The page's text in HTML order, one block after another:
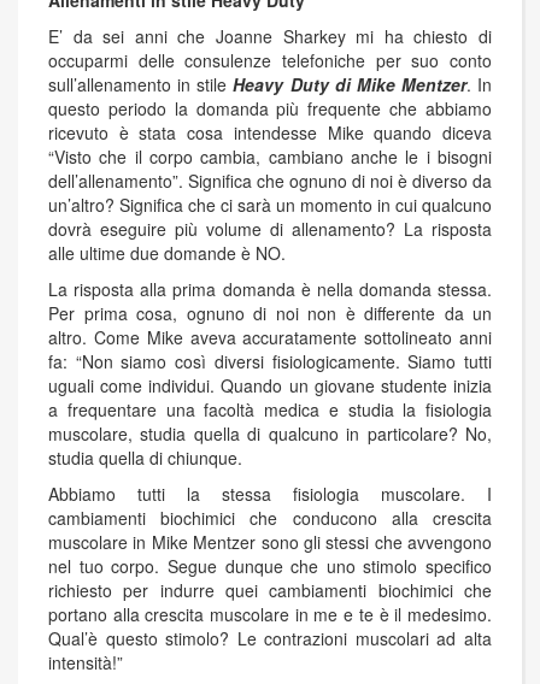
E’ da sei anni che Joanne Sharkey mi ha chiesto di
occuparmi delle consulenze telefoniche per suo conto
sull’allenamento in stileHeavy Duty di Mike Mentzer. In
questo periodo la domanda più frequente che abbiamo
ricevuto è stata cosa intendesse Mike quando diceva
“Visto che il corpo cambia, cambiano anche le i bisogni
dell’allenamento”. Significa che ognuno di noi è diverso da
un’altro? Significa che ci sarà un momento in cui qualcuno
dovrà eseguire più volume di allenamento? La risposta
alle ultime due domande è NO.
La risposta alla prima domanda è nella domanda stessa.
Per prima cosa, ognuno di noi non è differente da un
altro. Come Mike aveva accuratamente sottolineato anni
fa: “Non siamo così diversi fisiologicamente. Siamo tutti
uguali come individui. Quando un giovane studente inizia
a frequentare una facoltà medica e studia la fisiologia
muscolare, studia quella di qualcuno in particolare? No,
studia quella di chiunque.
Abbiamo tutti la stessa fisiologia muscolare. I
cambiamenti biochimici che conducono alla crescita
muscolare in Mike Mentzer sono gli stessi che avvengono
nel tuo corpo. Segue dunque che uno stimolo specifico
richiesto per indurre quei cambiamenti biochimici che
portano alla crescita muscolare in me e te è il medesimo.
Qual’è questo stimolo? Le contrazioni muscolari ad alta
intensità!”